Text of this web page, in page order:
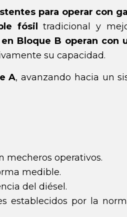
para operar con
fósil
tradicional y
Bloque B operan con
su capacidad.
A, avanzando hacia un
mecheros operativos.
medible.
del diésel.
establecidos por la